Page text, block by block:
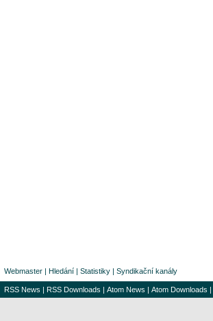
Webmaster | Hledání | Statistiky | Syndikační kanály
RSS News | RSS Downloads | Atom News | Atom Downloads |